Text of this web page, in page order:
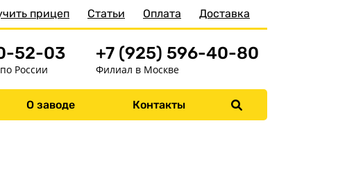
Меню
прицеп Статьи Оплата Доставка
52-03
России
+7 (925) 596-40-80
Филиал в Москве
О заводе Контакты